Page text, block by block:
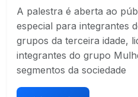
A palestra é aberta ao
especial para integrantes
grupos da terceira idade,
integrantes do grupo
segmentos da sociedade